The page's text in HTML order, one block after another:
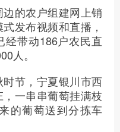
的农户组建网上销
发布视频和直播，
经带动186户农民直
人。
节，宁夏银川市西
一串串葡萄挂满枝
的葡萄送到分拣车